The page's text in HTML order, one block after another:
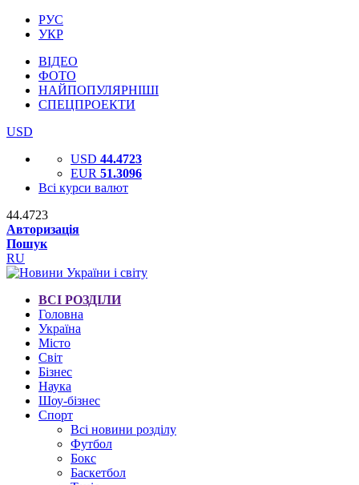
РУС
УКР
ВІДЕО
ФОТО
НАЙПОПУЛЯРНІШІ
СПЕЦПРОЕКТИ
USD
USD 44.4723
EUR 51.3096
Всі курси валют
44.4723
Авторизація
Пошук
RU
ВСІ РОЗДІЛИ
Головна
Україна
Місто
Світ
Бізнес
Наука
Шоу-бізнес
Спорт
Всі новини розділу
Футбол
Бокс
Баскетбол